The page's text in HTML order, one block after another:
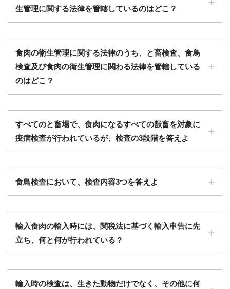
生管理に関する法律を管轄しているのはどこ？
食肉の衛生管理に関する法律のうち、と畜検査、食鳥
検査及び食肉の衛生管理に関わる法律を管轄している
のはどこ？
すべてのと畜場で、食肉になるすべての獣畜を対象に
疫病検査が行われているが、検査の3段階を答えよ
食鳥検査において、検査内容3つを答えよ
輸入食肉の輸入時には、関税法に基づく輸入申告に先
立ち、何と何が行われている？
輸入時の検査は、生きた動物だけでなく、その他に何